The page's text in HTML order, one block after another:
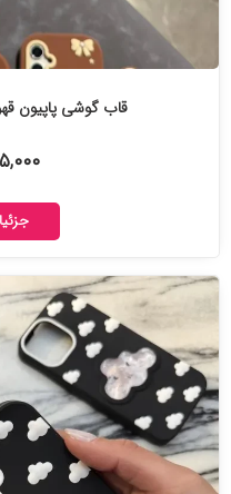
قاب گوشی پاپیون قهوه
۷۴۵,۰۰۰